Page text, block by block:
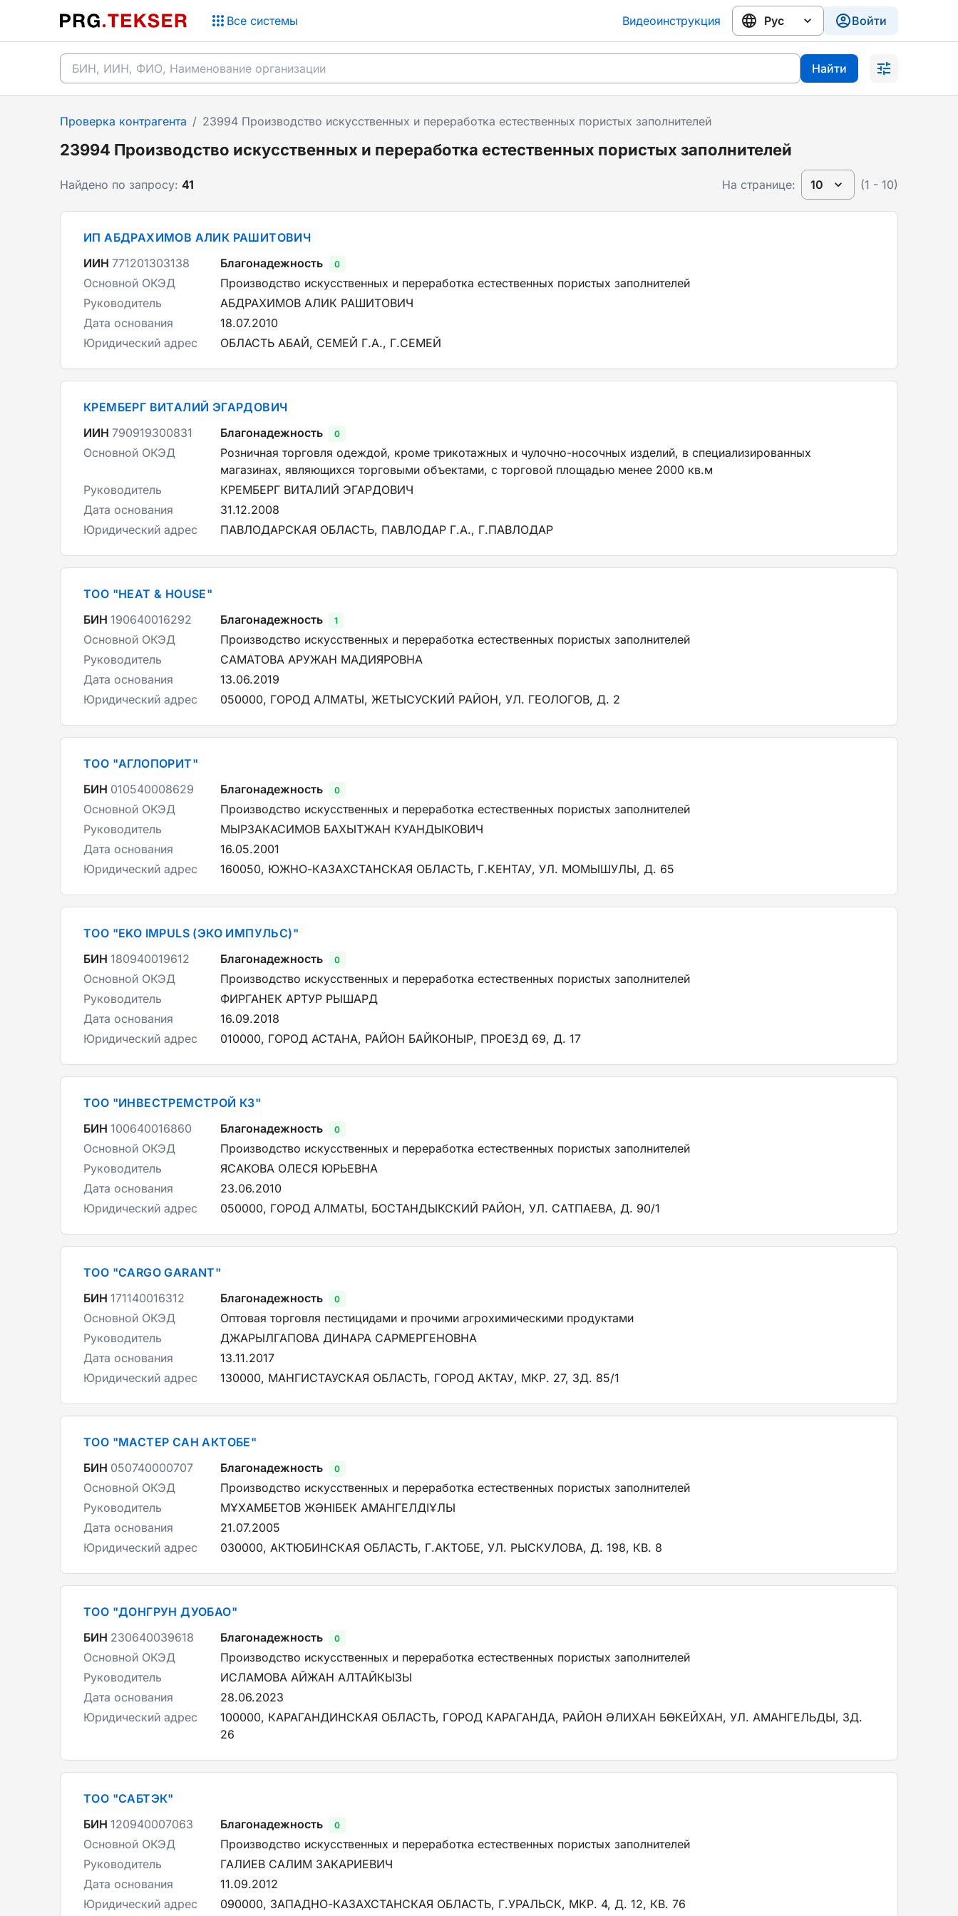
Все системы Видеоинструкция Войти
Найти
Проверка контрагента / 23994 Производство искусственных и переработка естественных пористых заполнителей
23994 Производство искусственных и переработка естественных пористых заполнителей
Найдено по запросу: 41 На странице: 10 (1 - 10)
ИП АБДРАХИМОВ АЛИК РАШИТОВИЧ
ИИН 771201303138 Благонадежность 0
Основной ОКЭД
Производство искусственных и переработка естественных пористых заполнителей
Руководитель
АБДРАХИМОВ АЛИК РАШИТОВИЧ
Дата основания
18.07.2010
Юридический адрес
ОБЛАСТЬ АБАЙ, СЕМЕЙ Г.А., Г.СЕМЕЙ
КРЕМБЕРГ ВИТАЛИЙ ЭГАРДОВИЧ
ИИН 790919300831 Благонадежность 0
Основной ОКЭД
Розничная торговля одеждой, кроме трикотажных и чулочно-носочных изделий, в специализированных
магазинах, являющихся торговыми объектами, с торговой площадью менее 2000 кв.м
Руководитель
КРЕМБЕРГ ВИТАЛИЙ ЭГАРДОВИЧ
Дата основания
31.12.2008
Юридический адрес
ПАВЛОДАРСКАЯ ОБЛАСТЬ, ПАВЛОДАР Г.А., Г.ПАВЛОДАР
ТОО "HEAT & HOUSE"
БИН 190640016292 Благонадежность 1
Основной ОКЭД
Производство искусственных и переработка естественных пористых заполнителей
Руководитель
САМАТОВА АРУЖАН МАДИЯРОВНА
Дата основания
13.06.2019
Юридический адрес
050000, ГОРОД АЛМАТЫ, ЖЕТЫСУСКИЙ РАЙОН, УЛ. ГЕОЛОГОВ, Д. 2
ТОО "АГЛОПОРИТ"
БИН 010540008629 Благонадежность 0
Основной ОКЭД
Производство искусственных и переработка естественных пористых заполнителей
Руководитель
МЫРЗАКАСИМОВ БАХЫТЖАН КУАНДЫКОВИЧ
Дата основания
16.05.2001
Юридический адрес
160050, ЮЖНО-КАЗАХСТАНСКАЯ ОБЛАСТЬ, Г.КЕНТАУ, УЛ. МОМЫШУЛЫ, Д. 65
ТОО "EKO IMPULS (ЭКО ИМПУЛЬС)"
БИН 180940019612 Благонадежность 0
Основной ОКЭД
Производство искусственных и переработка естественных пористых заполнителей
Руководитель
ФИРГАНЕК АРТУР РЫШАРД
Дата основания
16.09.2018
Юридический адрес
010000, ГОРОД АСТАНА, РАЙОН БАЙКОНЫР, ПРОЕЗД 69, Д. 17
ТОО "ИНВЕСТРЕМСТРОЙ КЗ"
БИН 100640016860 Благонадежность 0
Основной ОКЭД
Производство искусственных и переработка естественных пористых заполнителей
Руководитель
ЯСАКОВА ОЛЕСЯ ЮРЬЕВНА
Дата основания
23.06.2010
Юридический адрес
050000, ГОРОД АЛМАТЫ, БОСТАНДЫКСКИЙ РАЙОН, УЛ. САТПАЕВА, Д. 90/1
ТОО "CARGO GARANT"
БИН 171140016312 Благонадежность 0
Основной ОКЭД
Оптовая торговля пестицидами и прочими агрохимическими продуктами
Руководитель
ДЖАРЫЛГАПОВА ДИНАРА САРМЕРГЕНОВНА
Дата основания
13.11.2017
Юридический адрес
130000, МАНГИСТАУСКАЯ ОБЛАСТЬ, ГОРОД АКТАУ, МКР. 27, ЗД. 85/1
ТОО "МАСТЕР САН АКТОБЕ"
БИН 050740000707 Благонадежность 0
Основной ОКЭД
Производство искусственных и переработка естественных пористых заполнителей
Руководитель
МҰХАМБЕТОВ ЖӘНІБЕК АМАНГЕЛДІҰЛЫ
Дата основания
21.07.2005
Юридический адрес
030000, АКТЮБИНСКАЯ ОБЛАСТЬ, Г.АКТОБЕ, УЛ. РЫСКУЛОВА, Д. 198, КВ. 8
ТОО "ДОНГРУН ДУОБАО"
БИН 230640039618 Благонадежность 0
Основной ОКЭД
Производство искусственных и переработка естественных пористых заполнителей
Руководитель
ИСЛАМОВА АЙЖАН АЛТАЙКЫЗЫ
Дата основания
28.06.2023
Юридический адрес
100000, КАРАГАНДИНСКАЯ ОБЛАСТЬ, ГОРОД КАРАГАНДА, РАЙОН ӘЛИХАН БӨКЕЙХАН, УЛ. АМАНГЕЛЬДЫ, ЗД.
26
ТОО "САБТЭК"
БИН 120940007063 Благонадежность 0
Основной ОКЭД
Производство искусственных и переработка естественных пористых заполнителей
Руководитель
ГАЛИЕВ САЛИМ ЗАКАРИЕВИЧ
Дата основания
11.09.2012
Юридический адрес
090000, ЗАПАДНО-КАЗАХСТАНСКАЯ ОБЛАСТЬ, Г.УРАЛЬСК, МКР. 4, Д. 12, КВ. 76